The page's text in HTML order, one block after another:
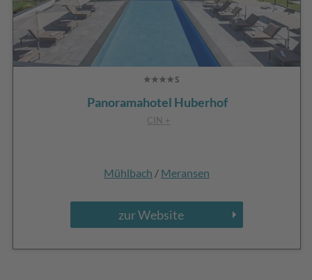
Panoramahotel Huberhof
CIN +
Mühlbach / Meransen
zur Website